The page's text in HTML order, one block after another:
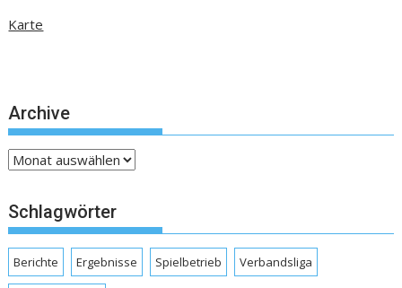
Karte
Archive
Archive
Schlagwörter
Berichte Ergebnisse Spielbetrieb Verbandsliga